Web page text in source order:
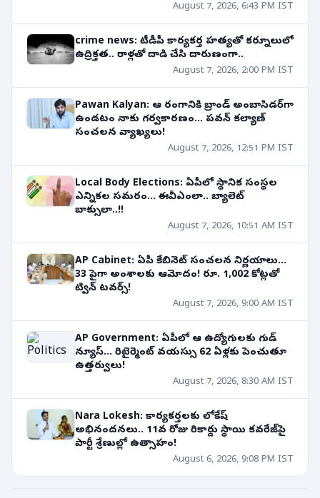
August 7, 2026, 6:43 PM IST
crime news: టీడీపీ కార్యకర్త హత్యతో కర్నూలులో
ఉద్రిక్తత.. రాళ్లతో దాడి చేసి దారుణంగా..
August 7, 2026, 2:00 PM IST
Pawan Kalyan: ఆ రంగానికి బ్రాండ్ అంబాసిడర్‌గా
ఉండటం నాకు గర్వకారణం... పవన్ కల్యాణ్
సంచలన వ్యాఖ్యలు!
August 7, 2026, 12:51 PM IST
Local Body Elections: ఏపీలో స్థానిక సంస్థల
ఎన్నికల సమరం... ఈవీఎంలా.. బ్యాలెట్
బాక్సులా..!!
August 7, 2026, 10:51 AM IST
AP Cabinet: ఏపీ కేబినెట్ సంచలన నిర్ణయాలు...
33 పైగా అంశాలకు ఆమోదం! రూ. 1,002 కోట్లతో
ట్విన్ టవర్స్!
August 7, 2026, 9:00 AM IST
AP Government: ఏపీలో ఆ ఉద్యోగులకు గుడ్
న్యూస్... రిటైర్మెంట్ వయస్సు 62 ఏళ్లకు పెంచుతూ
ఉత్తర్వులు!
August 7, 2026, 8:30 AM IST
Nara Lokesh: కార్యకర్తలకు లోకేష్
అభినందనలు.. 11వ రోజు రికార్డు స్థాయి కవరేజ్‌పై
పార్టీ శ్రేణుల్లో ఉత్సాహం!
August 6, 2026, 9:08 PM IST